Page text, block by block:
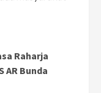
Raharja
AR Bunda